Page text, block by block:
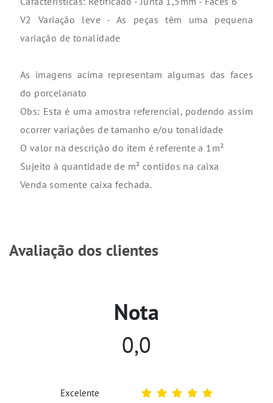
V2 Variação leve - As peças têm uma pequena
variação de tonalidade
As imagens acima representam algumas das faces
do porcelanato
Obs: Esta é uma amostra referencial, podendo assim
ocorrer variações de tamanho e/ou tonalidade
O valor na descrição do item é referente a 1m²
Sujeito à quantidade de m² contidos na caixa
Venda somente caixa fechada.
Avaliação dos clientes
Nota
0,0
Excelente